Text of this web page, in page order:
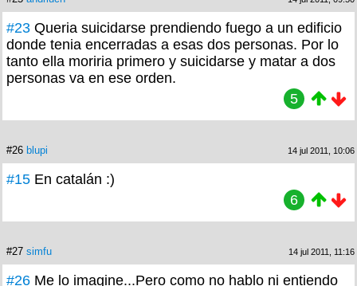
#23 Queria suicidarse prendiendo fuego a un edificio
donde tenia encerradas a esas dos personas. Por lo
tanto ella moriria primero y suicidarse y matar a dos
personas va en ese orden.
5
#26 blupi 14 jul 2011, 10:06
#15 En catalán :)
6
#27 simfu 14 jul 2011, 11:16
#26 Me lo imagine...Pero como no hablo ni entiendo